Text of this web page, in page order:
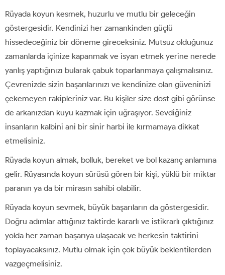
Rüyada koyun kesmek, huzurlu ve mutlu bir geleceğin
göstergesidir. Kendinizi her zamankinden güçlü
hissedeceğiniz bir döneme gireceksiniz. Mutsuz olduğunuz
zamanlarda içinize kapanmak ve isyan etmek yerine nerede
yanlış yaptığınızı bularak çabuk toparlanmaya çalışmalısınız.
Çevrenizde sizin başarılarınızı ve kendinize olan güveninizi
çekemeyen rakipleriniz var. Bu kişiler size dost gibi görünse
de arkanızdan kuyu kazmak için uğraşıyor. Sevdiğiniz
insanların kalbini ani bir sinir harbi ile kırmamaya dikkat
etmelisiniz.
Rüyada koyun almak, bolluk, bereket ve bol kazanç anlamına
gelir. Rüyasında koyun sürüsü gören bir kişi, yüklü bir miktar
paranın ya da bir mirasın sahibi olabilir.
Rüyada koyun sevmek, büyük başarıların da göstergesidir.
Doğru adımlar attığınız taktirde kararlı ve istikrarlı çıktığınız
yolda her zaman başarıya ulaşacak ve herkesin taktirini
toplayacaksınız. Mutlu olmak için çok büyük beklentilerden
vazgeçmelisiniz.